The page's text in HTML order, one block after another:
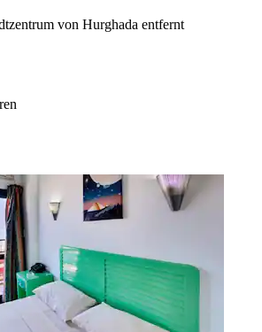
von Hurghada entfernt